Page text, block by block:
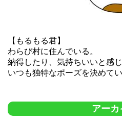
【もるもる君】
わらび村に住んでいる。
納得したり、気持ちいいと感じ
いつも独特なポーズを決めてい
アーカ